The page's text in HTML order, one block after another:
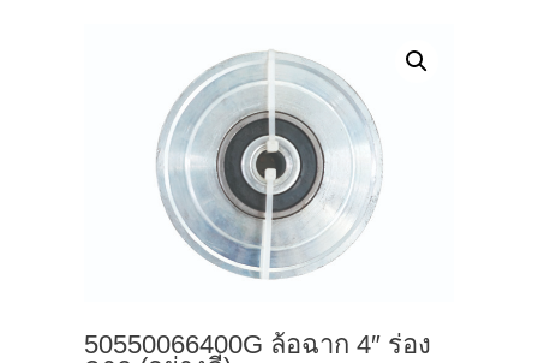
50550066400G ล้อฉาก 4″ ร่อง